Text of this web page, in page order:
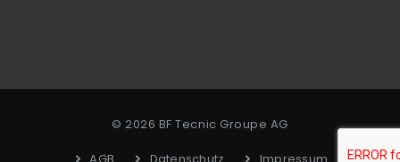
© 2026 BF Tecnic Groupe AG
AGB Datenschutz Impressum